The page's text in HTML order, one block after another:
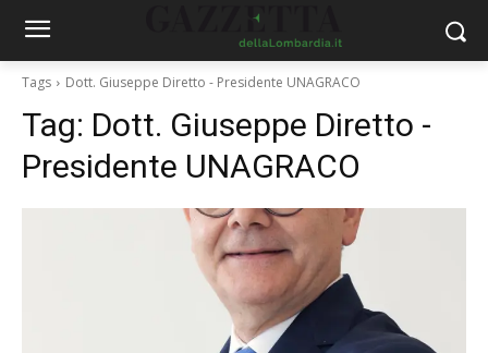
Tags Dott. Giuseppe Diretto - Presidente UNAGRACO
Tag: Dott. Giuseppe Diretto -
Presidente UNAGRACO